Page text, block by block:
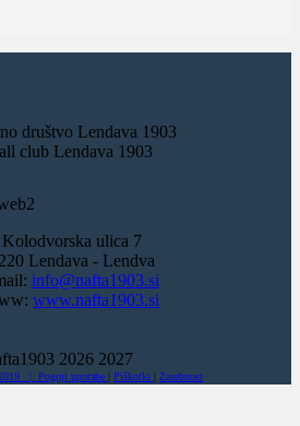
društvo Lendava 1903
club Lendava 1903
Kolodvorska ulica 7
Lendava - Lendva
info@nafta1903.si
www.nafta1903.si
| Pogoji uporabe Piškotki Zasebnost